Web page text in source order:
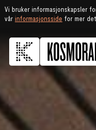
Vi bruker informasjonskapsler
vårinformasjonsside for mer